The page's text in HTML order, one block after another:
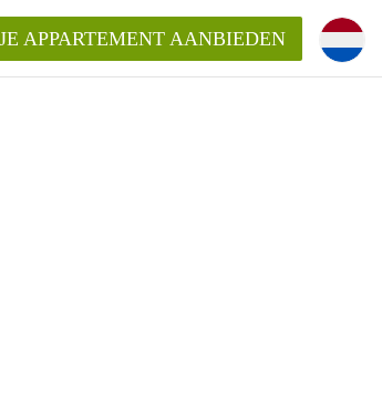
APPARTEMENT AANBIEDEN